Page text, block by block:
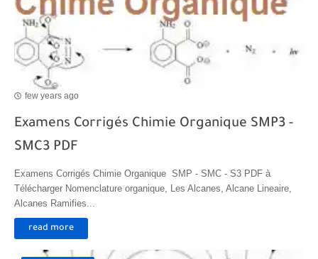
few years ago
Examens Corrigés Chimie Organique SMP3 -
SMC3 PDF
Examens Corrigés Chimie Organique SMP - SMC - S3 PDF à
Télécharger Nomenclature organique, Les Alcanes, Alcane Lineaire,
Alcanes Ramifies...
read more